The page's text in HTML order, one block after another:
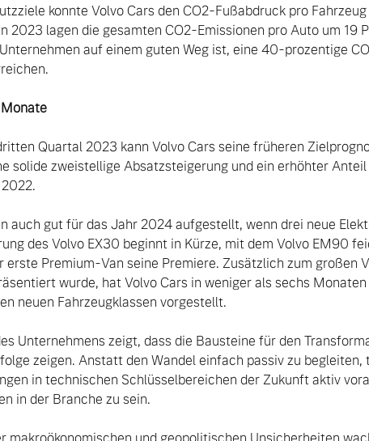
2023 lagen die gesamten CO2-Emissionen pro Auto um 19
auf einem guten Weg ist, eine 40-prozentige
Quartal 2023 kann Volvo Cars seine früheren
solide zweistellige Absatzsteigerung und ein erhöhter
des Volvo EX30 beginnt in Kürze, mit dem Volvo EM90
Premium-Van seine Premiere. Zusätzlich zum großen
wurde, hat Volvo Cars in weniger als sechs
neuen Fahrzeugklassen vorgestellt.
zeigen. Anstatt den Wandel einfach passiv zu begleiten,
in technischen Schlüsselbereichen der Zukunft aktiv
in der Branche zu sein.